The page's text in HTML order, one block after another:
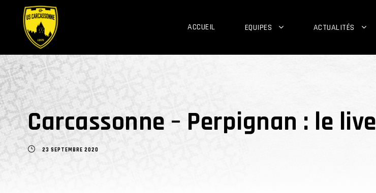
ACCUEIL EQUIPES ACTUALITÉS
Carcassonne – Perpignan : le live
23 SEPTEMBRE 2020